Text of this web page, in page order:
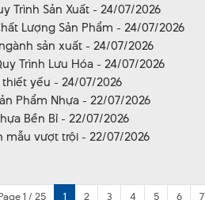
Trình Sản Xuất - 24/07/2026
Lượng Sản Phẩm - 24/07/2026
sản xuất - 24/07/2026
Trình Lưu Hóa - 24/07/2026
yếu - 24/07/2026
Phẩm Nhựa - 22/07/2026
Bền Bỉ - 22/07/2026
mẫu vượt trội - 22/07/2026
1 / 25 1 2 3 4 5 6 7